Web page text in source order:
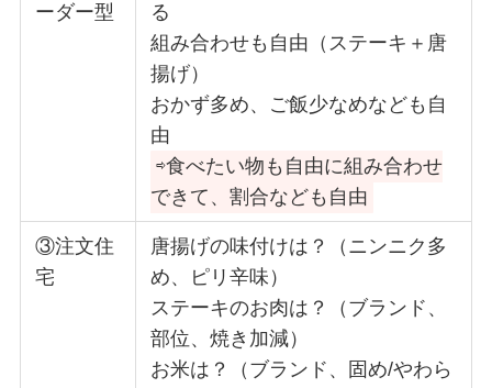
ーダー型
る
組み合わせも自由（ステーキ＋唐
揚げ）
おかず多め、ご飯少なめなども自
由
⇨食べたい物も自由に組み合わせ
できて、割合なども自由
③注文住
宅
唐揚げの味付けは？（ニンニク多
め、ピリ辛味）
ステーキのお肉は？（ブランド、
部位、焼き加減）
お米は？（ブランド、固め/やわら